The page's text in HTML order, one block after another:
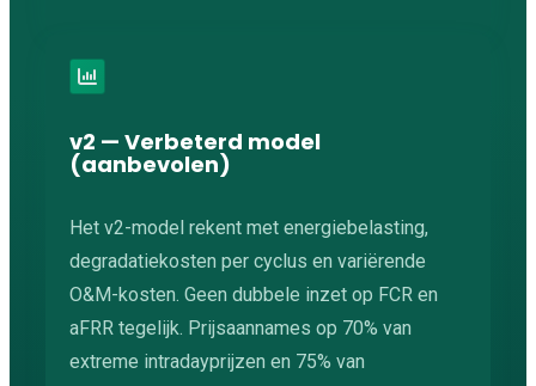
v2 — Verbeterd model
(aanbevolen)
Het v2-model rekent met energiebelasting,
degradatiekosten per cyclus en variërende
O&M-kosten. Geen dubbele inzet op FCR en
aFRR tegelijk. Prijsaannames op 70% van
extreme intradayprijzen en 75% van